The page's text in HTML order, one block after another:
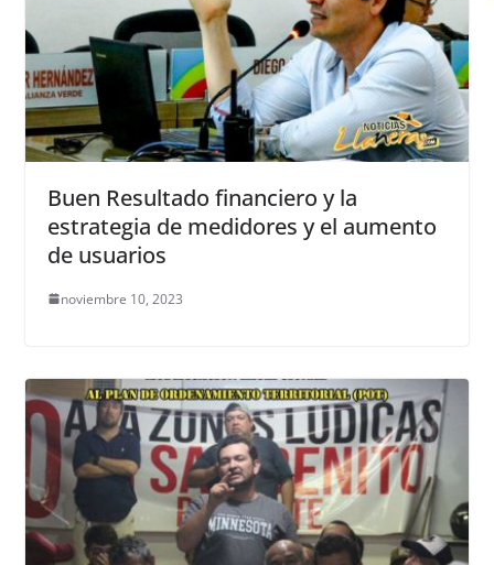
Buen Resultado financiero y la
estrategia de medidores y el aumento
de usuarios
noviembre 10, 2023